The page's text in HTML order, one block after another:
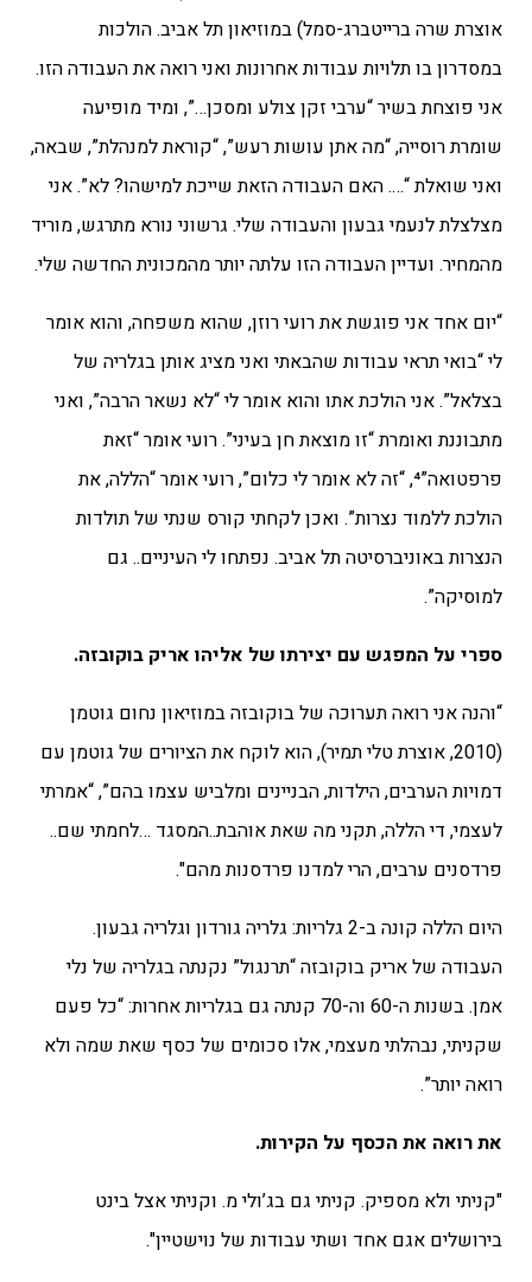
אוצרת שרה ברייטברג-סמל) במוזיאון תל אביב. הולכות
במסדרון בו תלויות עבודות אחרונות ואני רואה את העבודה הזו.
אני פוצחת בשיר “ערבי זקן צולע ומסכן…”, ומיד מופיעה
שומרת רוסייה, “מה אתן עושות רעש”, “קוראת למנהלת”, שבאה,
ואני שואלת “…. האם העבודה הזאת שייכת למישהו? לא”. אני
מצלצלת לנעמי גבעון והעבודה שלי. גרשוני נורא מתרגש, מוריד
מהמחיר. ועדיין העבודה הזו עלתה יותר מהמכונית החדשה שלי.
“יום אחד אני פוגשת את רועי רוזן, שהוא משפחה, והוא אומר
לי “בואי תראי עבודות שהבאתי ואני מציג אותן בגלריה של
בצלאל”. אני הולכת אתו והוא אומר לי “לא נשאר הרבה”, ואני
מתבוננת ואומרת “זו מוצאת חן בעיני”. רועי אומר “זאת
פרפטואה”⁴, “זה לא אומר לי כלום”, רועי אומר “הללה, את
הולכת ללמוד נצרות”. ואכן לקחתי קורס שנתי של תולדות
הנצרות באוניברסיטה תל אביב. נפתחו לי העיניים.. גם
למוסיקה”.
ספרי על המפגש עם יצירתו של אליהו אריק בוקובזה.
“והנה אני רואה תערוכה של בוקובזה במוזיאון נחום גוטמן
(2010, אוצרת טלי תמיר), הוא לוקח את הציורים של גוטמן עם
דמויות הערבים, הילדות, הבניינים ומלביש עצמו בהם”, “אמרתי
לעצמי, די הללה, תקני מה שאת אוהבת..המסגד …לחמתי שם..
פרדסנים ערבים, הרי למדנו פרדסנות מהם".
היום הללה קונה ב-2 גלריות: גלריה גורדון וגלריה גבעון.
העבודה של אריק בוקובזה “תרנגול” נקנתה בגלריה של נלי
אמן.
בשנות ה-60 וה-70 קנתה גם בגלריות אחרות: “כל פעם
שקניתי, נבהלתי מעצמי, אלו סכומים של כסף שאת שמה ולא
רואה יותר”.
את רואה את הכסף על הקירות.
"קניתי ולא מספיק. קניתי גם בג’ולי מ. וקניתי אצל בינט
בירושלים אגם אחד ושתי עבודות של נוישטיין".